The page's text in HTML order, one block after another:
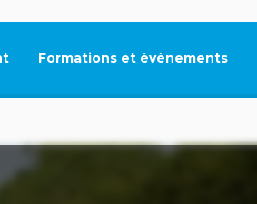
Formations et évènements